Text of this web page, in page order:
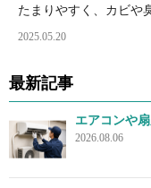
たまりやすく、カビや
2025.05.20
最新記事
エアコンや
2026.08.06